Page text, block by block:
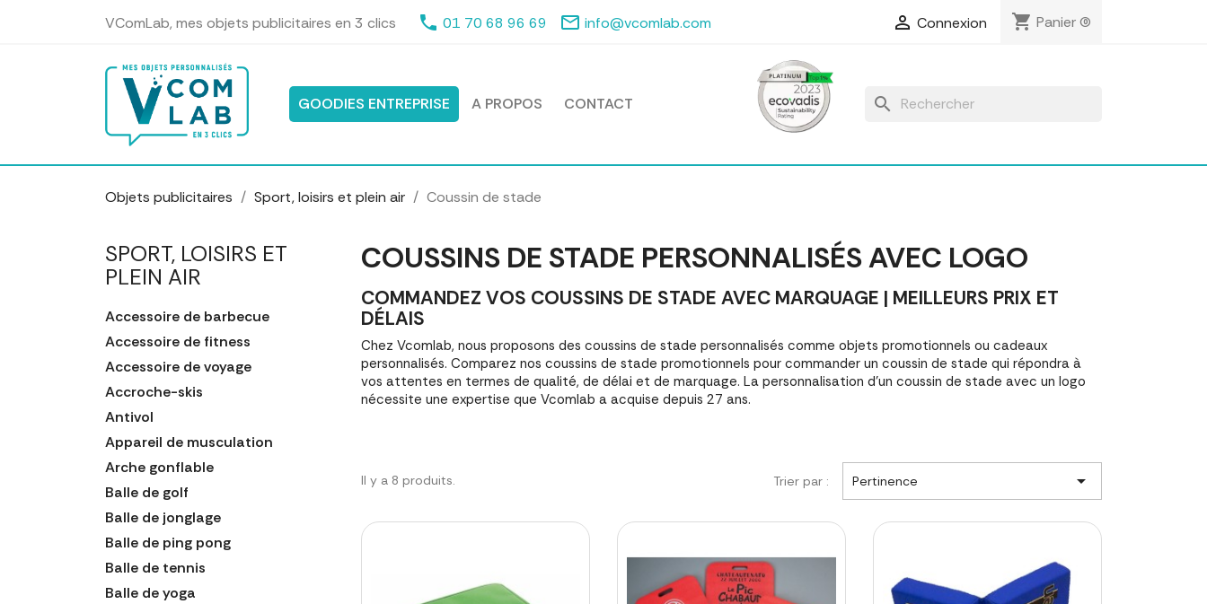
VComLab, mes objets publicitaires en 3 clics phone 01 70 68 96 69 mail_outline info@vcomlab.com  Connexion shopping_cart Panier(0)
GOODIES ENTREPRISE A PROPOS CONTACT search
Objets publicitaires Sport, loisirs et plein air Coussin de stade
SPORT, LOISIRS ET
PLEIN AIR
Accessoire de barbecue
Accessoire de fitness
Accessoire de voyage
Accroche-skis
Antivol
Appareil de musculation
Arche gonflable
Balle de golf
Balle de jonglage
Balle de ping pong
Balle de tennis
Balle de yoga
COUSSINS DE STADE PERSONNALISÉS AVEC LOGO
COMMANDEZ VOS COUSSINS DE STADE AVEC MARQUAGE | MEILLEURS PRIX ET
DÉLAIS
Chez Vcomlab, nous proposons des coussins de stade personnalisés comme objets promotionnels ou cadeaux
personnalisés. Comparez nos coussins de stade promotionnels pour commander un coussin de stade qui répondra à
vos attentes en termes de qualité, de délai et de marquage. La personnalisation d'un coussin de stade avec un logo
nécessite une expertise que Vcomlab a acquise depuis 27 ans.
Il y a 8 produits. Trier par : Pertinence 